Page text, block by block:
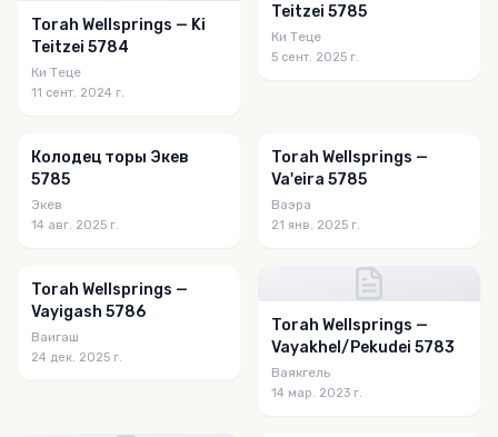
Torah Wellsprings — Ki
Teitzei 5784
Ки Теце
11 сент. 2024 г.
Teitzei 5785
Ки Теце
5 сент. 2025 г.
Колодец торы Экев
5785
Экев
14 авг. 2025 г.
Torah Wellsprings —
Va'eira 5785
Ваэра
21 янв. 2025 г.
Torah Wellsprings —
Vayigash 5786
Ваигаш
24 дек. 2025 г.
Torah Wellsprings —
Vayakhel/Pekudei 5783
Ваякгель
14 мар. 2023 г.